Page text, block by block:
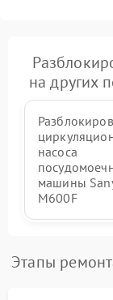
на других
насоса
машины
M600F
Этапы